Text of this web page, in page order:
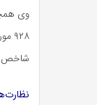
شاخص